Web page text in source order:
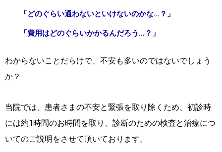
「どのぐらい通わないといけないのかな…？」
「費用はどのぐらいかかるんだろう…？」
わからないことだらけで、不安も多いのではないでしょう
か？
当院では、患者さまの不安と緊張を取り除くため、初診時
には約1時間のお時間を取り、診断のための検査と治療につ
いてのご説明をさせて頂いております。